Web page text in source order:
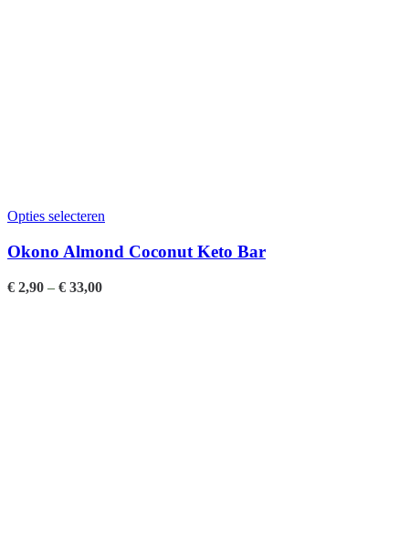
Opties selecteren
Okono Almond Coconut Keto Bar
€ 2,90 – € 33,00